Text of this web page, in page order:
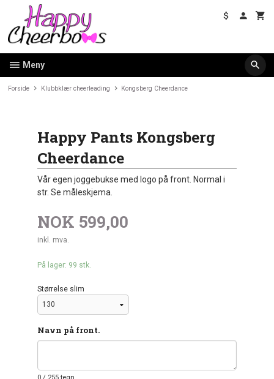
innholdet
Meny
Forside Klubbklær cheerleading Kongsberg Cheerdance
Happy Pants Kongsberg
Cheerdance
Vår egen joggebukse med logo på front. Normal i
str. Se måleskjema.
NOK 599,00
inkl. mva.
På lager: 99 stk.
Størrelse slim
Navn på front.